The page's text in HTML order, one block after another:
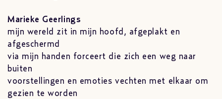
Marieke Geerlings
mijn wereld zit in mijn hoofd, afgeplakt en
afgeschermd
via mijn handen forceert die zich een weg naar
buiten
voorstellingen en emoties vechten met elkaar om
gezien te worden